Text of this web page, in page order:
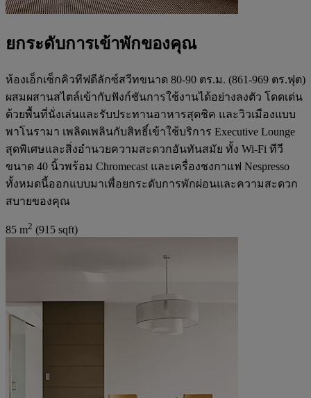
ยกระดับการเข้าพักของคุณ
ห้องเอ็กเซ็กคิวทีฟดีลักซ์สวีทขนาด 80-90 ตร.ม. (861-969 ตร.ฟุต)
ผสมผสานสไตล์เข้ากับฟังก์ชันการใช้งานได้อย่างลงตัว โดดเด่น
ด้วยพื้นที่นั่งเล่นและรับประทานอาหารสุดชิค และวิวเมืองแบบ
พาโนรามา เพลิดเพลินกับสิทธิ์เข้าใช้บริการ Executive Lounge
สุดพิเศษและสิ่งอำนวยความสะดวกอันทันสมัย ทั้ง Wi-Fi ทีวี
ขนาด 40 นิ้วพร้อม Chromecast และเครื่องชงกาแฟ Nespresso
ทั้งหมดนี้ออกแบบมาเพื่อยกระดับการพักผ่อนและความสะดวก
สบายของคุณ
85 m2 (915 sqft)